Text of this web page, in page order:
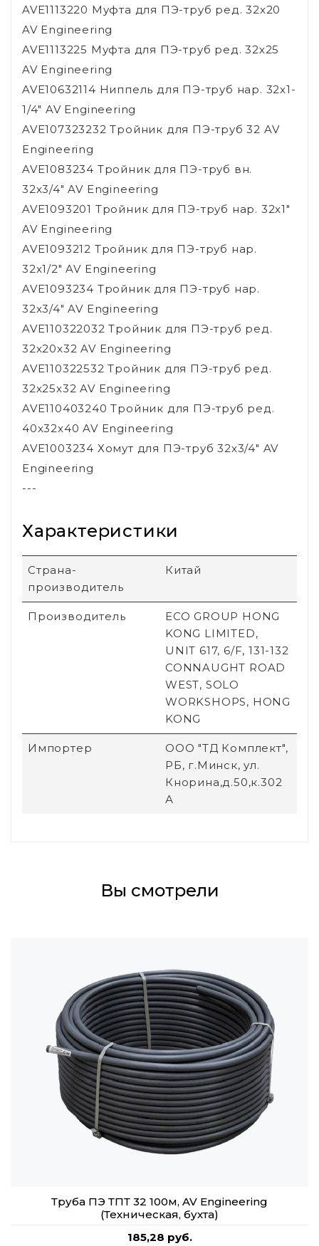
AVE1113220 Муфта для ПЭ-труб ред. 32x20
AV Engineering
AVE1113225 Муфта для ПЭ-труб ред. 32x25
AV Engineering
AVE10632114 Ниппель для ПЭ-труб нар. 32x1-
1/4" AV Engineering
AVE107323232 Тройник для ПЭ-труб 32 AV
Engineering
AVE1083234 Тройник для ПЭ-труб вн.
32x3/4" AV Engineering
AVE1093201 Тройник для ПЭ-труб нар. 32x1"
AV Engineering
AVE1093212 Тройник для ПЭ-труб нар.
32x1/2" AV Engineering
AVE1093234 Тройник для ПЭ-труб нар.
32x3/4" AV Engineering
AVE110322032 Тройник для ПЭ-труб ред.
32x20x32 AV Engineering
AVE110322532 Тройник для ПЭ-труб ред.
32x25x32 AV Engineering
AVE110403240 Тройник для ПЭ-труб ред.
40x32x40 AV Engineering
AVE1003234 Хомут для ПЭ-труб 32x3/4" AV
Engineering
---
Характеристики
Страна-
производитель
Китай
Производитель
ECO GROUP HONG
KONG LIMITED,
UNIT 617, 6/F, 131-132
CONNAUGHT ROAD
WEST, SOLO
WORKSHOPS, HONG
KONG
Импортер
ООО "ТД Комплект",
РБ, г.Минск, ул.
Кнорина,д.50,к.302
А
Вы смотрели
Труба ПЭ ТПТ 32 100м, AV Engineering
(Техническая, бухта)
185,28 руб.